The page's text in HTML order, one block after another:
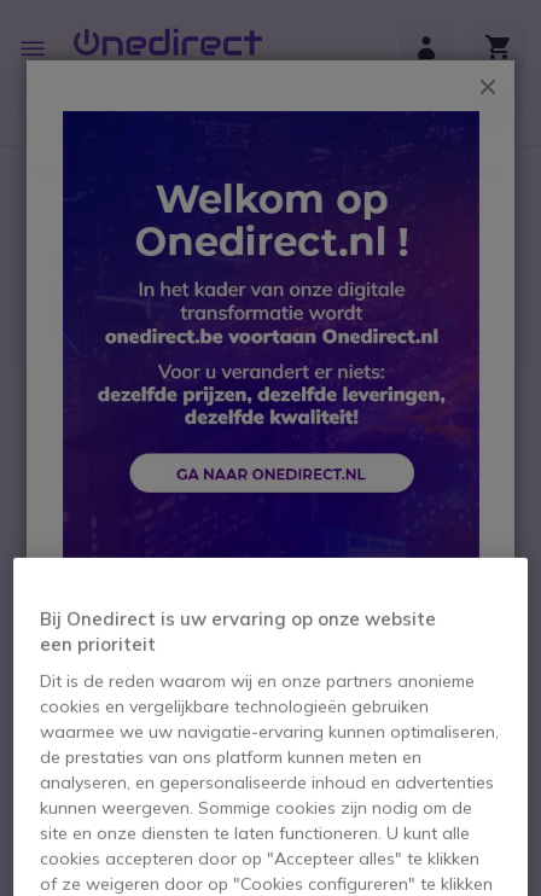
Toggle
Nav
btw)
IT en netwerk-apparatuur
Barcode scanners
Handgreep met batterij voor PDA Thunderbook Vega
A400 Barcodescanner
Ga naar het einde van de afbeeldingen-gallerij
Bij Onedirect is uw ervaring op onze website
een prioriteit
Dit is de reden waarom wij en onze partners anonieme
cookies en vergelijkbare technologieën gebruiken
waarmee we uw navigatie-ervaring kunnen optimaliseren,
de prestaties van ons platform kunnen meten en
analyseren, en gepersonaliseerde inhoud en advertenties
kunnen weergeven. Sommige cookies zijn nodig om de
site en onze diensten te laten functioneren. U kunt alle
cookies accepteren door op "Accepteer alles" te klikken
of ze weigeren door op "Cookies configureren" te klikken